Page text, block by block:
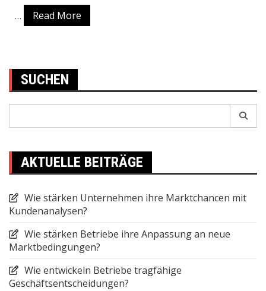
…
Read More
SUCHEN
for:
AKTUELLE BEITRÄGE
Wie stärken Unternehmen ihre Marktchancen mit
Kundenanalysen?
Wie stärken Betriebe ihre Anpassung an neue
Marktbedingungen?
Wie entwickeln Betriebe tragfähige
Geschäftsentscheidungen?